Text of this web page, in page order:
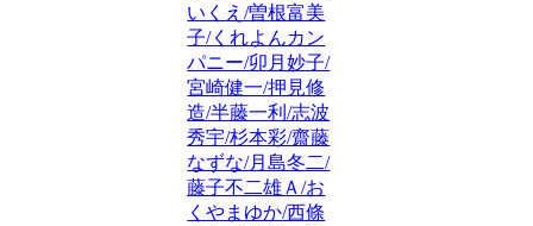
いくえ/曽根富美
子/くれよんカン
パニー/卯月妙子/
宮崎健一/押見修
造/半藤一利/志波
秀宇/杉本彩/齋藤
なずな/月島冬二/
藤子不二雄Ａ/お
くやまゆか/西條